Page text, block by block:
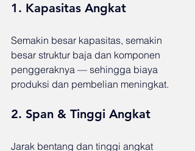
1. Kapasitas Angkat
Semakin besar kapasitas, semakin
besar struktur baja dan komponen
penggeraknya — sehingga biaya
produksi dan pembelian meningkat.
2. Span & Tinggi Angkat
Jarak bentang dan tinggi angkat